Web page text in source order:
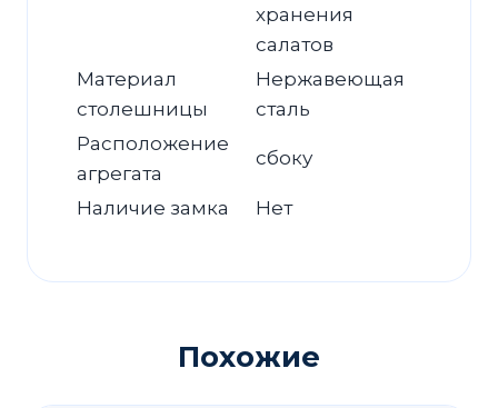
хранения
салатов
Материал
столешницы
Нержавеющая
сталь
Расположение
агрегата
сбоку
Наличие замка Нет
Похожие